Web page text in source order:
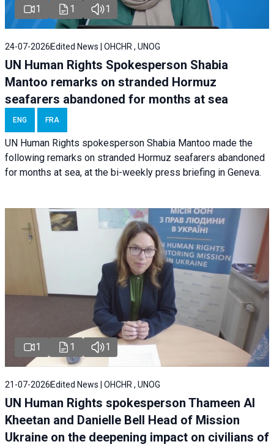
1 1 1
24-07-2026 Edited News | OHCHR , UNOG
UN Human Rights Spokesperson Shabia
Mantoo remarks on stranded Hormuz
seafarers abandoned for months at sea
ENG FRA
UN Human Rights spokesperson Shabia Mantoo made the
following remarks on stranded Hormuz seafarers abandoned
for months at sea, at the bi-weekly press briefing in Geneva.
1 1 1
21-07-2026 Edited News | OHCHR , UNOG
UN Human Rights spokesperson Thameen Al
Kheetan and Danielle Bell Head of Mission
Ukraine on the deepening impact on civilians of